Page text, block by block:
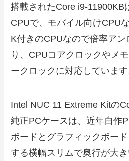
搭載されたCore i9-11900KB
CPUで、モバイル向けCPU
K付きのCPUなので倍率ア
り、CPUコアクロックやメ
ークロックに対応しています
Intel NUC 11 Extreme Kitの
純正PCケースは、近年自作
ボードとグラフィックボー
する横幅スリムで奥行が大